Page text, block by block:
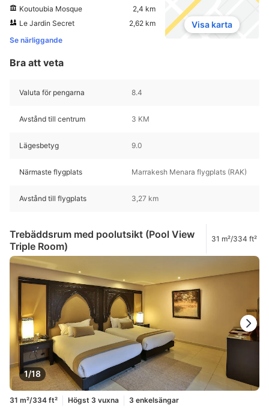
Koutoubia Mosque
2,4 km
Le Jardin Secret
2,62 km
Se närliggande
Visa karta
Bra att veta
Valuta för pengarna 8.4
Avstånd till centrum 3 KM
Lägesbetyg 9.0
Närmaste flygplats Marrakesh Menara flygplats (RAK)
Avstånd till flygplats 3,27 km
Trebäddsrum med poolutsikt (Pool View
Triple Room)
31 m²/334 ft²
1/18
31 m²/334 ft² Högst 3 vuxna
3 enkelsängar